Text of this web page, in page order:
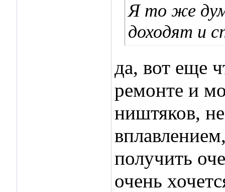
Я то же
доходят и
да, вот еще
ремонте и
ништяков,
получить
очень